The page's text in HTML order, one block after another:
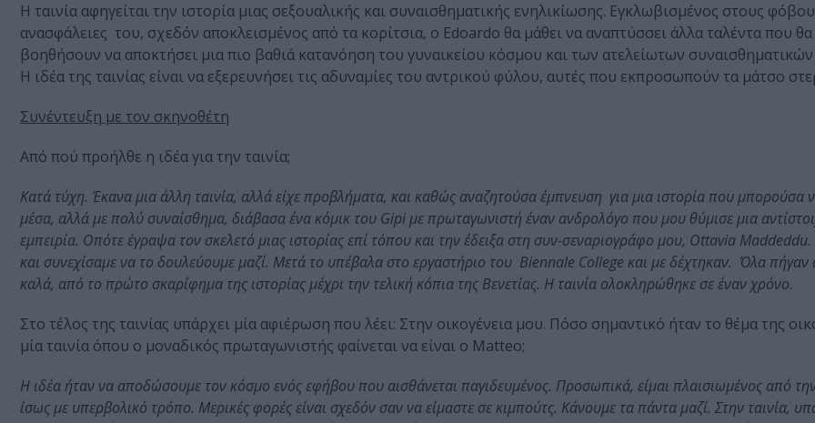
Η ταινία αφηγείται την ιστορία μιας σεξουαλικής και συναισθηματικής ενηλικίωσης. Εγκλωβισμένος στους
ανασφάλειες του, σχεδόν αποκλεισμένος από τα κορίτσια, ο Edoardo θα μάθει να αναπτύσσει άλλα ταλέντα που
βοηθήσουν να αποκτήσει μια πιο βαθιά κατανόηση του γυναικείου κόσμου και των ατελείωτων
Η ιδέα της ταινίας είναι να εξερευνήσει τις αδυναμίες του αντρικού φύλου, αυτές που εκπροσωπούν τα μάτσο
Συνέντευξη με τον σκηνοθέτη
Από πού προήλθε η ιδέα για την ταινία;
Κατά τύχη. Έκανα μια άλλη ταινία, αλλά είχε προβλήματα, και καθώς αναζητούσα έμπνευση για μια ιστορία που μπορούσα
μέσα, αλλά με πολύ συναίσθημα, διάβασα ένα κόμικ του Gipi με πρωταγωνιστή έναν ανδρολόγο που μου θύμισε μια
εμπειρία. Οπότε έγραψα τον σκελετό μιας ιστορίας επί τόπου και την έδειξα στη συν-σεναριογράφο μου, Ottavia
και συνεχίσαμε να το δουλεύουμε μαζί. Μετά το υπέβαλα στο εργαστήριο του Biennale College και με δέχτηκαν. Όλα πήγαν
καλά, από το πρώτο σκαρίφημα της ιστορίας μέχρι την τελική κόπια της Βενετίας. Η ταινία ολοκληρώθηκε σε έναν χρόνο.
Στο τέλος της ταινίας υπάρχει μία αφιέρωση που λέει: Στην οικογένεια μου. Πόσο σημαντικό ήταν το θέμα της
μία ταινία όπου ο μοναδικός πρωταγωνιστής φαίνεται να είναι ο Matteo;
Η ιδέα ήταν να αποδώσουμε τον κόσμο ενός εφήβου που αισθάνεται παγιδευμένος. Προσωπικά, είμαι πλαισιωμένος από την
ίσως με υπερβολικό τρόπο. Μερικές φορές είναι σχεδόν σαν να είμαστε σε κιμπούτς. Κάνουμε τα πάντα μαζί. Στην ταινία,